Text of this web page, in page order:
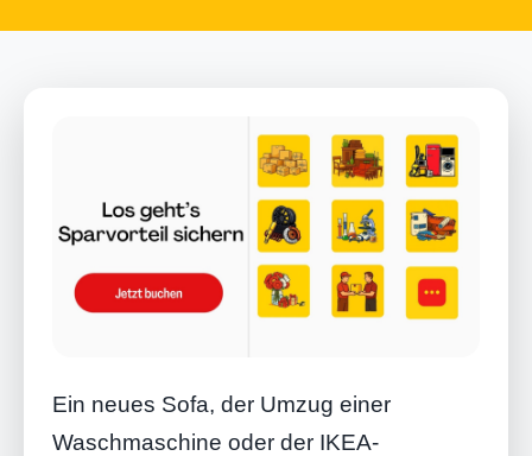
Ein neues Sofa, der Umzug einer
Waschmaschine oder der IKEA-